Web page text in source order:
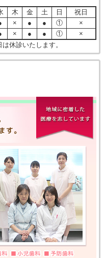
木 金 土 日
祝日
× ● ● ①
×
× ● ● ①
×
休診いたします。